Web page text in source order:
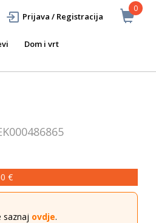
0
Prijava / Registracija
Dom i vrt
€
saznaj ovdje.